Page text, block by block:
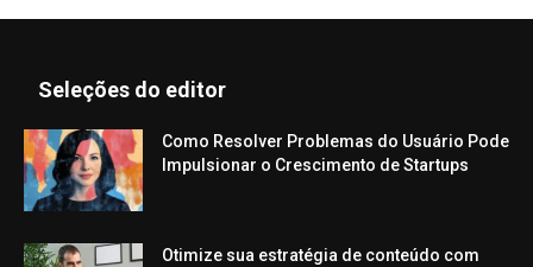
Seleções do editor
Como Resolver Problemas do Usuário Pode
Impulsionar o Crescimento de Startups
Otimize sua estratégia de conteúdo com